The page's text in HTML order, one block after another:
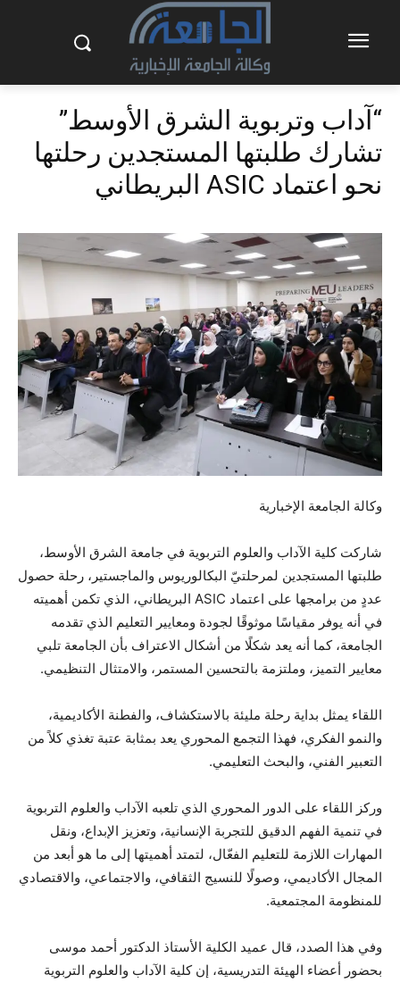
“آداب وتربوية الشرق الأوسط”
تشارك طلبتها المستجدين رحلتها
نحو اعتماد ASIC البريطاني
وكالة الجامعة الإخبارية
شاركت كلية الآداب والعلوم التربوية في جامعة الشرق الأوسط،
طلبتها المستجدين لمرحلتيّ البكالوريوس والماجستير، رحلة حصول
عددٍ من برامجها على اعتماد ASIC البريطاني، الذي تكمن أهميته
في أنه يوفر مقياسًا موثوقًا لجودة ومعايير التعليم الذي تقدمه
الجامعة، كما أنه يعد شكلًا من أشكال الاعتراف بأن الجامعة تلبي
معايير التميز، وملتزمة بالتحسين المستمر، والامتثال التنظيمي.
اللقاء يمثل بداية رحلة مليئة بالاستكشاف، والفطنة الأكاديمية،
والنمو الفكري، فهذا التجمع المحوري يعد بمثابة عتبة تغذي كلاً من
التعبير الفني، والبحث التعليمي.
وركز اللقاء على الدور المحوري الذي تلعبه الآداب والعلوم التربوية
في تنمية الفهم الدقيق للتجربة الإنسانية، وتعزيز الإبداع، ونقل
المهارات اللازمة للتعليم الفعّال، لتمتد أهميتها إلى ما هو أبعد من
المجال الأكاديمي، وصولًا للنسيج الثقافي، والاجتماعي، والاقتصادي
للمنظومة المجتمعية.
وفي هذا الصدد، قال عميد الكلية الأستاذ الدكتور أحمد موسى
بحضور أعضاء الهيئة التدريسية، إن كلية الآداب والعلوم التربوية